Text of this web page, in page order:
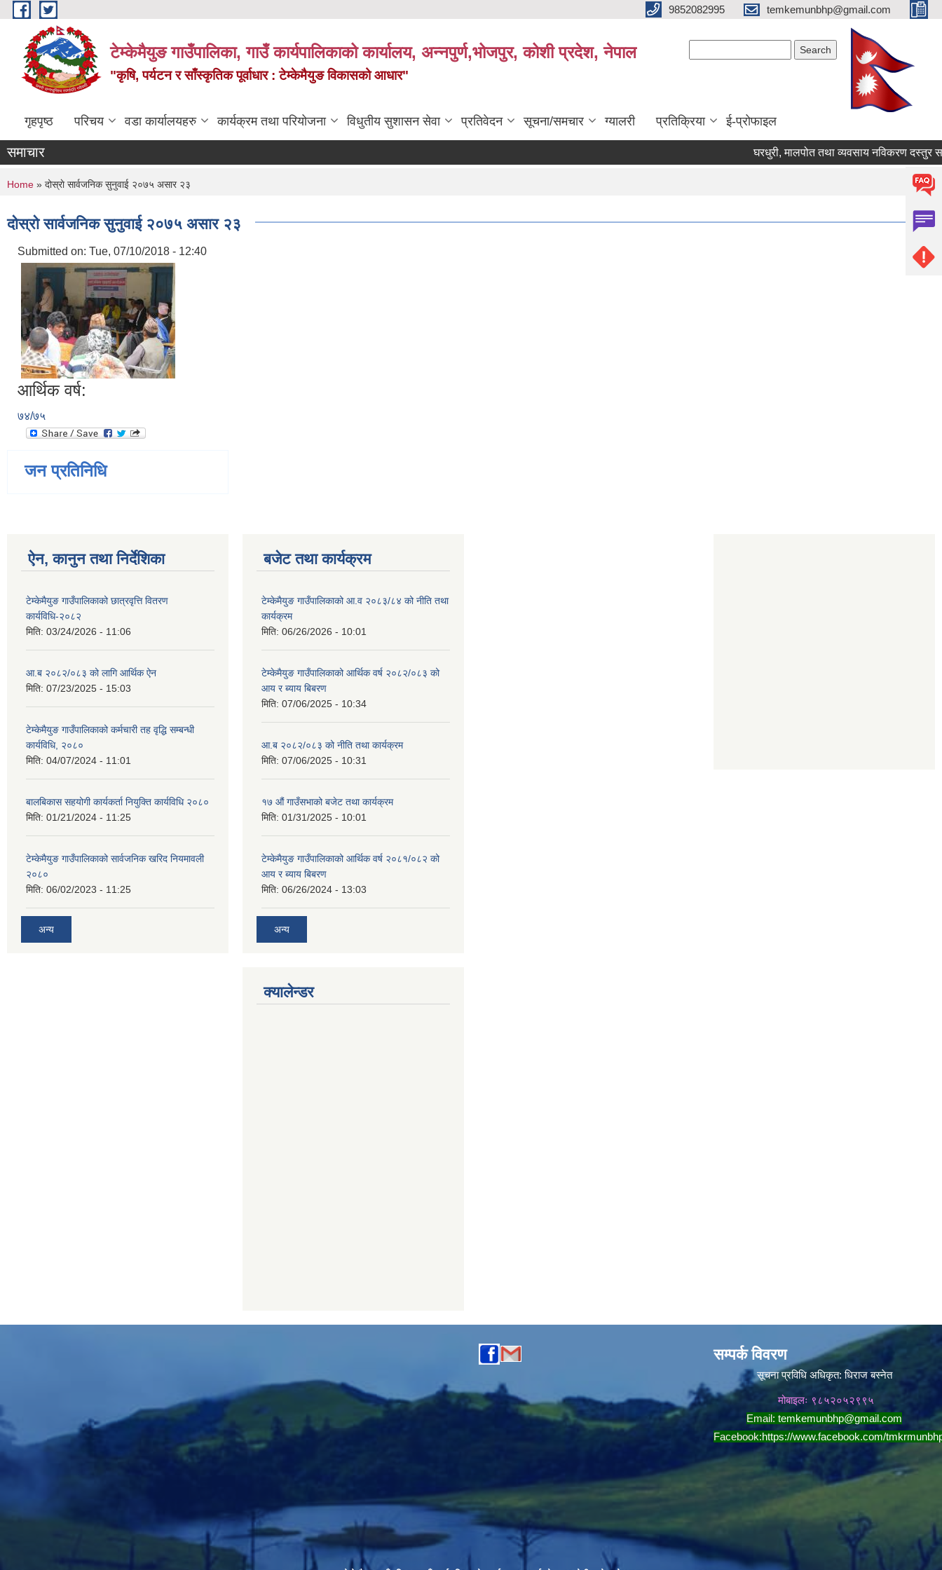
Skip to main content 9852082995 temkemunbhp@gmail.com
टेम्केमैयुङ गाउँपालिका, गाउँ कार्यपालिकाको कार्यालय, अन्नपुर्ण,भोजपुर, कोशी प्रदेश, नेपाल
"कृषि, पर्यटन र साँस्कृतिक पूर्वाधार : टेम्केमैयुङ विकासको आधार"
गृहपृष्ठ परिचय वडा कार्यालयहरु कार्यक्रम तथा परियोजना विधुतीय सुशासन सेवा प्रतिवेदन सूचना/समचार ग्यालरी प्रतिक्रिया ई-प्रोफाइल
समाचार घरधुरी, मालपोत तथा व्यवसाय नविकरण दस्तुर
You are here
Home » दोस्राे सार्वजनिक सुनुवाई २०७५ असार २३
दोस्राे सार्वजनिक सुनुवाई २०७५ असार २३
Submitted on: Tue, 07/10/2018 - 12:40
आर्थिक वर्ष:
७४/७५
जन प्रतिनिधि
ऐन, कानुन तथा निर्देशिका
टेम्केमैयुङ गाउँपालिकाको छात्रवृत्ति वितरण
कार्यविधि-२०८२
मिति: 03/24/2026 - 11:06
आ.ब २०८२/०८३ को लागि आर्थिक ऐन
मिति: 07/23/2025 - 15:03
टेम्केमैयुङ गाउँपालिकाको कर्मचारी तह वृद्धि सम्बन्धी
कार्यविधि, २०८०
मिति: 04/07/2024 - 11:01
बालबिकास सहयोगी कार्यकर्ता नियुक्ति कार्यविधि २०८०
मिति: 01/21/2024 - 11:25
टेम्केमैयुङ गाउँपालिकाको सार्वजनिक खरिद नियमावली
२०८०
मिति: 06/02/2023 - 11:25
अन्य
बजेट तथा कार्यक्रम
टेम्केमैयुङ गाउँपालिकाको आ.व २०८३/८४ को नीति तथा
कार्यक्रम
मिति: 06/26/2026 - 10:01
टेम्केमैयुङ गाउँपालिकाको आर्थिक वर्ष २०८२/०८३ को
आय र ब्याय बिबरण
मिति: 07/06/2025 - 10:34
आ.ब २०८२/०८३ को नीति तथा कार्यक्रम
मिति: 07/06/2025 - 10:31
१७ औं गाउँसभाको बजेट तथा कार्यक्रम
मिति: 01/31/2025 - 10:01
टेम्केमैयुङ गाउँपालिकाको आर्थिक वर्ष २०८१/०८२ को
आय र ब्याय बिबरण
मिति: 06/26/2024 - 13:03
अन्य
क्यालेन्डर
सम्पर्क विवरण
सूचना प्रविधि अधिकृत:धिराज बस्नेत
मोबाइलः ९८५२०५२९९५
Email: temkemunbhp@gmail.com
Facebook:https://www.facebook.com/